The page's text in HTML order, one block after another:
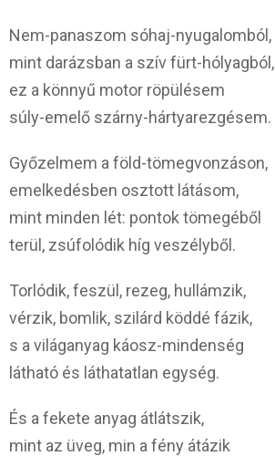
Nem-panaszom sóhaj-nyugalomból,
mint darázsban a szív fürt-hólyagból,
ez a könnyű motor röpülésem
súly-emelő szárny-hártyarezgésem.
Győzelmem a föld-tömegvonzáson,
emelkedésben osztott látásom,
mint minden lét: pontok tömegéből
terül, zsúfolódik híg veszélyből.
Torlódik, feszül, rezeg, hullámzik,
vérzik, bomlik, szilárd köddé fázik,
s a világanyag káosz-mindenség
látható és láthatatlan egység.
És a fekete anyag átlátszik,
mint az üveg, min a fény átázik